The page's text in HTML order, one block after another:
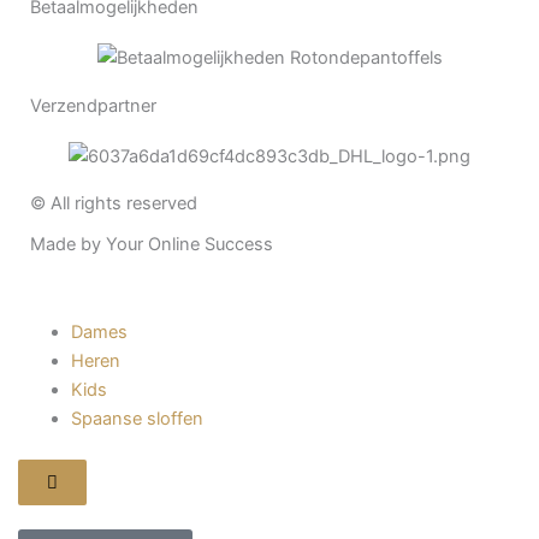
Betaalmogelijkheden
Verzendpartner
© All rights reserved
Made by Your Online Success
Dames
Heren
Kids
Spaanse sloffen
Hamburger
toggle